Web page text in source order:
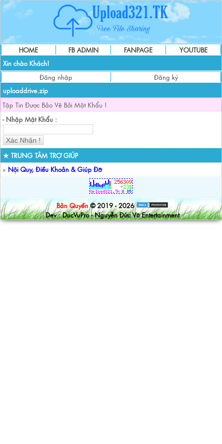
HOME FB ADMIN FANPAGE
YOUTUBE
Xin chào Khách!
Đăng nhập
Đăng ký
uploaddrive.zip
Tập Tin Được Bảo Vệ Bởi Mật Khẩu !
- Nhập Mật Khẩu :
★ TRUNG TÂM TRỢ GIÚP
» Nội Quy, Điều Khoản & Giúp Đỡ
Bản Quyền © 2019 - 2026
Dev : DucVuPro - Nguyễn Đức Vũ Entertainment